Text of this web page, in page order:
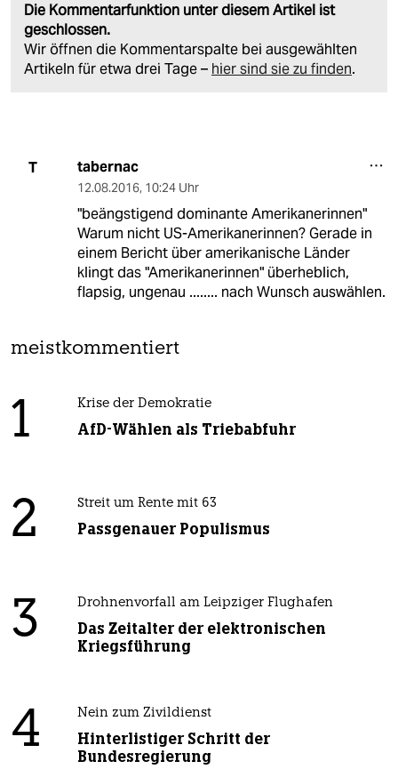
Die Kommentarfunktion unter diesem Artikel ist
geschlossen.
Wir öffnen die Kommentarspalte bei ausgewählten
Artikeln für etwa drei Tage – hier sind sie zu finden.
T tabernac
12.08.2016, 10:24 Uhr
"beängstigend dominante Amerikanerinnen"
Warum nicht US-Amerikanerinnen? Gerade in
einem Bericht über amerikanische Länder
klingt das "Amerikanerinnen" überheblich,
flapsig, ungenau ........ nach Wunsch auswählen.
meistkommentiert
1 Krise der Demokratie
AfD-Wählen als Triebabfuhr
2 Streit um Rente mit 63
Passgenauer Populismus
3 Drohnenvorfall am Leipziger Flughafen
Das Zeitalter der elektronischen
Kriegsführung
4 Nein zum Zivildienst
Hinterlistiger Schritt der
Bundesregierung